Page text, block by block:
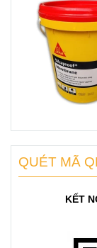
QUÉT MÃ
KẾT